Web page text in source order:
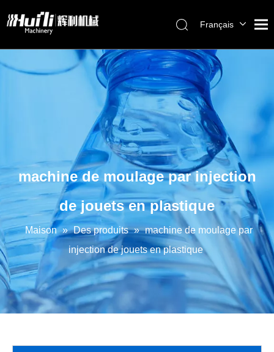
Français
العربية
Pусский
Español
Português
machine de moulage par injection
de jouets en plastique
Maison » Des produits » machine de moulage par
injection de jouets en plastique